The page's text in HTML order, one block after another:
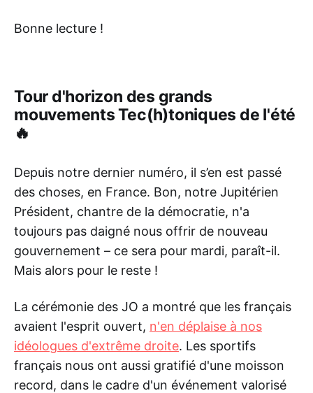
Bonne lecture !
Tour d'horizon des grands
mouvements Tec(h)toniques de l'été
🔥
Depuis notre dernier numéro, il s’en est passé
des choses, en France. Bon, notre Jupitérien
Président, chantre de la démocratie, n'a
toujours pas daigné nous offrir de nouveau
gouvernement – ce sera pour mardi, paraît-il.
Mais alors pour le reste !
La cérémonie des JO a montré que les français
avaient l'esprit ouvert, n'en déplaise à nos
idéologues d'extrême droite. Les sportifs
français nous ont aussi gratifié d'une moisson
record, dans le cadre d'un événement valorisé